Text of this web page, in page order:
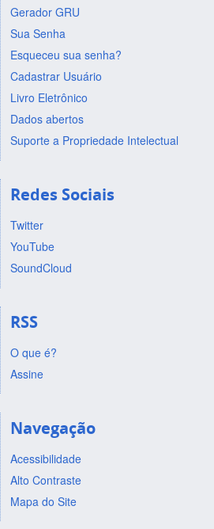
Gerador GRU
Sua Senha
Esqueceu sua senha?
Cadastrar Usuário
Livro Eletrônico
Dados abertos
Suporte a Propriedade Intelectual
Redes Sociais
Twitter
YouTube
SoundCloud
RSS
O que é?
Assine
Navegação
Acessibilidade
Alto Contraste
Mapa do Site